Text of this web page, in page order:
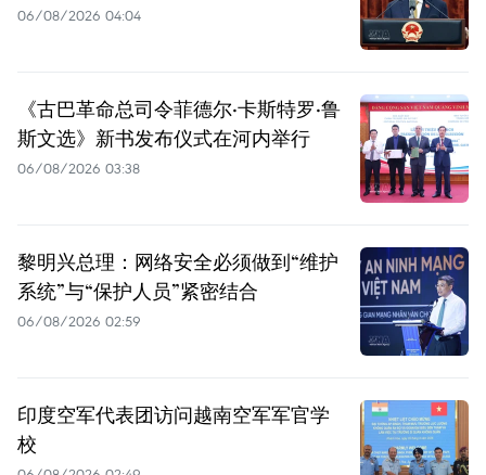
06/08/2026 04:04
《古巴革命总司令菲德尔·卡斯特罗·鲁
斯文选》新书发布仪式在河内举行
06/08/2026 03:38
黎明兴总理：网络安全必须做到“维护
系统”与“保护人员”紧密结合
06/08/2026 02:59
印度空军代表团访问越南空军军官学
校